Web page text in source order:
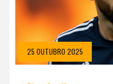
25 OUTUBRO 2025